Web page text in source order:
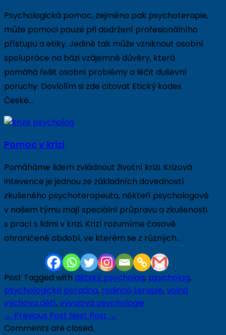
Psychologická pomoc, zejména pak psychoterapie,
může pomoci pouze při dodržení profesionálního
přístupu a etiky. Jedině tak může vzniknout osobní
spolupráce na bázi vzájemné důvěry, která
pomáhá řešit osobní problémy a léčit duševní
poruchy. Dovlolím si zde citovat Etický kodex
České…
Pomoc v krizi
Pomáháme lidem zvládnout životní krizi. Krizová
intevence je jednou ze základních dovedností
zkušeného psychoterapeuta, někteří psychologové
v našem týmu mají speciální průpravu a zkušenosti
s prací s lidmi v krizi. Krizí rozumíme časově
ohraničené období, ve kterém se z různých…
Post Tagged with dětský psycholog, psycholog,
psychologická poradna, rodinná terapie,volná
výchova dětí,vývojová psychologie
← Previous Post Next Post →
Comments are closed.